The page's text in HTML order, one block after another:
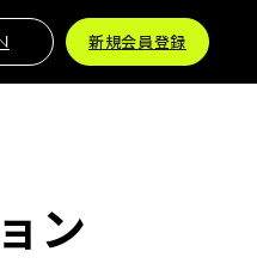
新規会員登録
ン